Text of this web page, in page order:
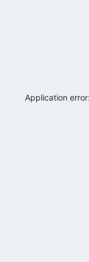
Application